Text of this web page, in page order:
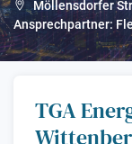
Möllensdorfer
Ansprechpartner:
TGA